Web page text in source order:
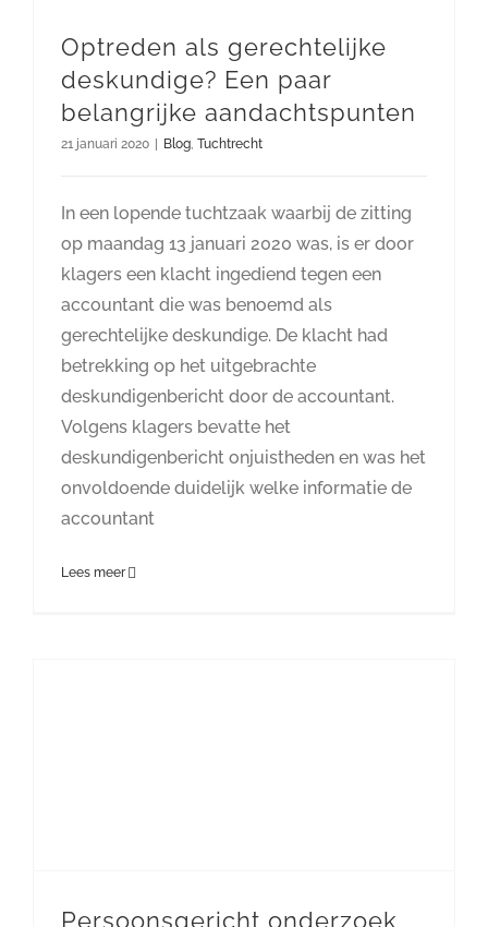
Optreden als gerechtelijke
deskundige? Een paar
belangrijke aandachtspunten
21 januari 2020 | Blog, Tuchtrecht
In een lopende tuchtzaak waarbij de zitting
op maandag 13 januari 2020 was, is er door
klagers een klacht ingediend tegen een
accountant die was benoemd als
gerechtelijke deskundige. De klacht had
betrekking op het uitgebrachte
deskundigenbericht door de accountant.
Volgens klagers bevatte het
deskundigenbericht onjuistheden en was het
onvoldoende duidelijk welke informatie de
accountant
Lees meer
Persoonsgericht onderzoek